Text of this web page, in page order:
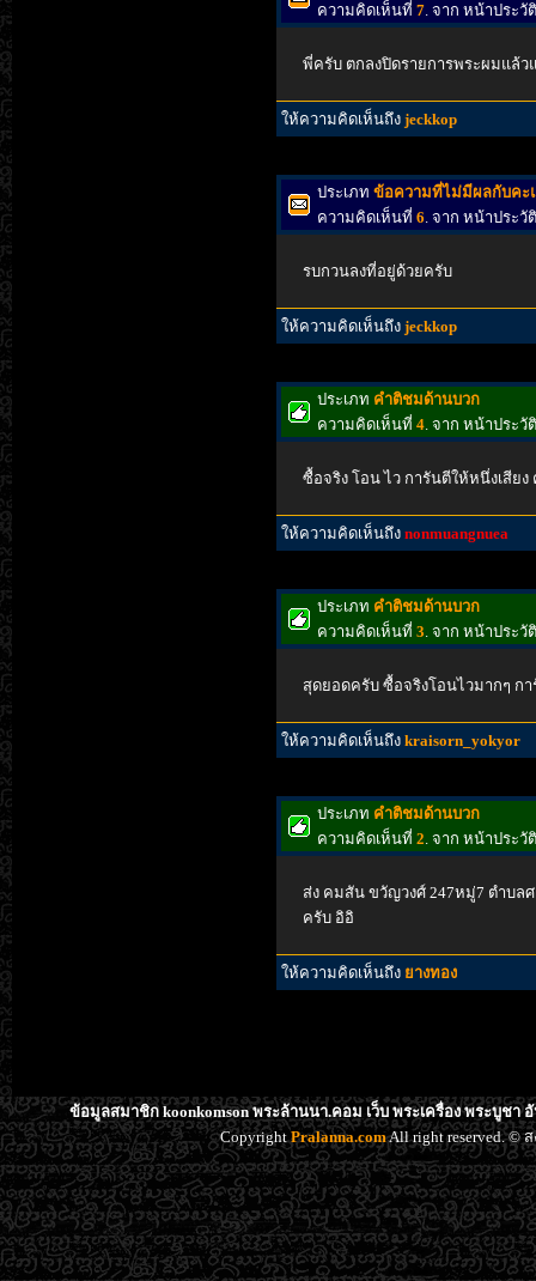
ความคิดเห็นที่ 7. จาก หน้าประวั
พี่ครับ ตกลงปิดรายการพระผมแล้
ให้ความคิดเห็นถึง jeckkop
ประเภท ข้อความที่ไม่มีผลกับคะ
ความคิดเห็นที่ 6. จาก หน้าประวั
รบกวนลงที่อยู่ด้วยครับ
ให้ความคิดเห็นถึง jeckkop
ประเภท คำติชมด้านบวก
ความคิดเห็นที่ 4. จาก หน้าประวั
ซื้อจริง โอน ไว การันตีให้หนึ่งเสีย
ให้ความคิดเห็นถึง nonmuangnuea
ประเภท คำติชมด้านบวก
ความคิดเห็นที่ 3. จาก หน้าประวั
สุดยอดครับ ซื้อจริงโอนไวมากๆ ก
ให้ความคิดเห็นถึง kraisorn_yokyor
ประเภท คำติชมด้านบวก
ความคิดเห็นที่ 2. จาก หน้าประวั
ส่ง คมสัน ขวัญวงศ์ 247หมู่7 ตำบล
ครับ อิอิ
ให้ความคิดเห็นถึง ยางทอง
ข้อมูลสมาชิก koonkomson พระล้านนา.คอม เว็บ พระเครื่อง พระบูชา
CopyrightPralanna.comAll right reserved. ©